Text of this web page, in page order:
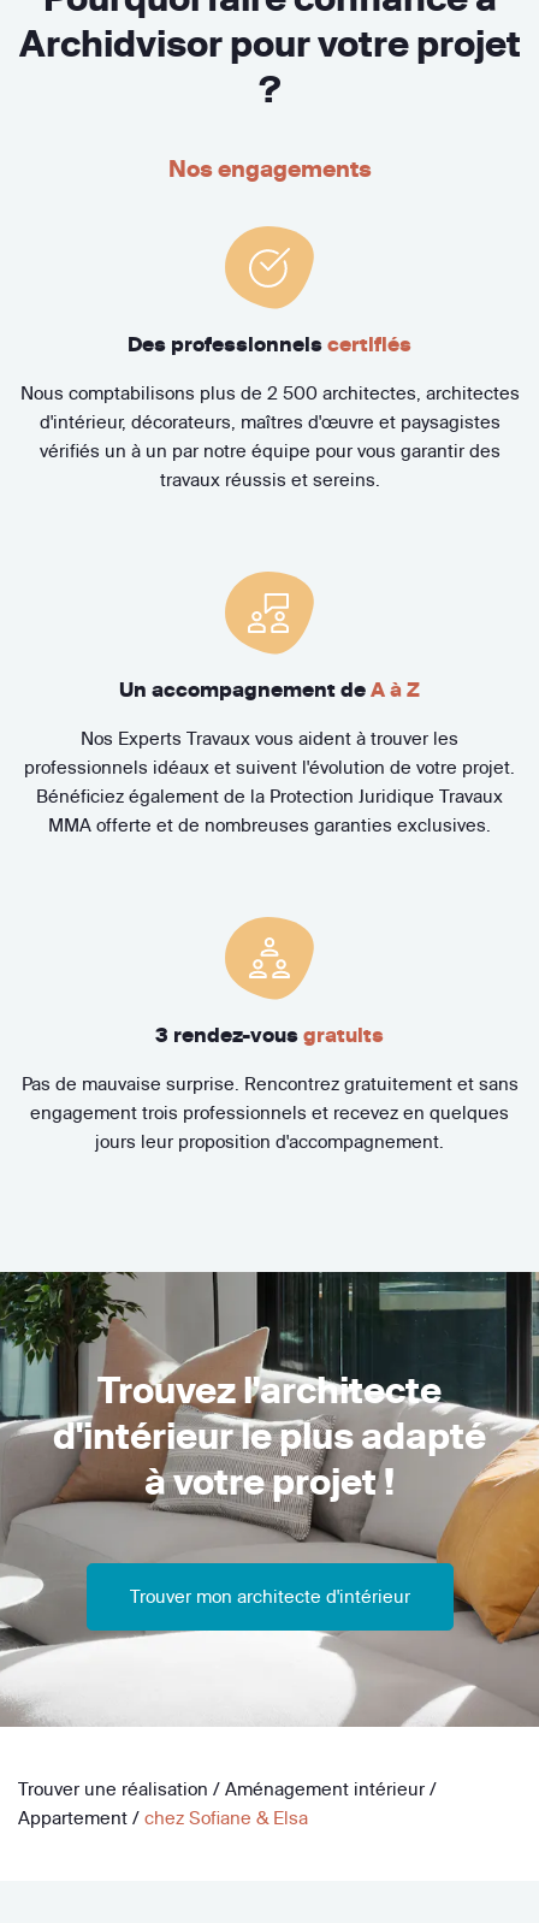
Archidvisor pour votre projet
?
Nos engagements
Des professionnels certifiés
Nous comptabilisons plus de 2 500 architectes, architectes
d'intérieur, décorateurs, maîtres d'œuvre et paysagistes
vérifiés un à un par notre équipe pour vous garantir des
travaux réussis et sereins.
Un accompagnement de A à Z
Nos Experts Travaux vous aident à trouver les
professionnels idéaux et suivent l'évolution de votre projet.
Bénéficiez également de la Protection Juridique Travaux
MMA offerte et de nombreuses garanties exclusives.
3 rendez-vous gratuits
Pas de mauvaise surprise. Rencontrez gratuitement et sans
engagement trois professionnels et recevez en quelques
jours leur proposition d'accompagnement.
Trouvez l'architecte
d'intérieur le plus adapté
à votre projet !
Trouver mon architecte d'intérieur
Trouver une réalisation / Aménagement intérieur /
Appartement / chez Sofiane & Elsa